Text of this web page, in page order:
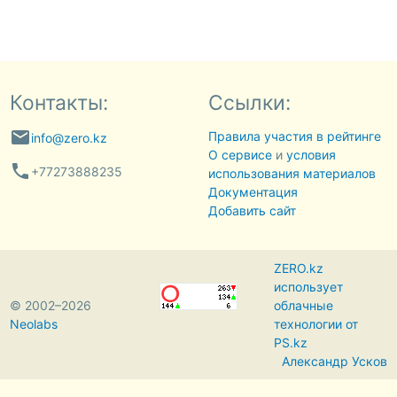
Контакты:
emailinfo@zero.kz
phone +77273888235
Ссылки:
Правила участия в рейтинге
О сервисеи условия
использования материалов
Документация
Добавить сайт
© 2002–2026
Neolabs
ZERO.kz
использует
облачные
технологии от
PS.kz
Александр Усков